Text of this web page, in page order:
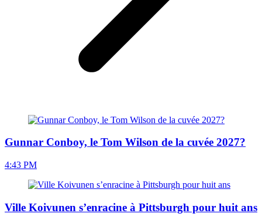
Gunnar Conboy, le Tom Wilson de la cuvée 2027?
4:43 PM
Ville Koivunen s’enracine à Pittsburgh pour huit ans